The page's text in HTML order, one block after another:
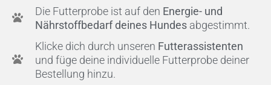
Die Futterprobe ist auf den Energie- und
Nährstoffbedarf deines Hundesabgestimmt.
Klicke dich durch unseren Futterassistenten
und füge deine individuelle Futterprobe deiner
Bestellung hinzu.